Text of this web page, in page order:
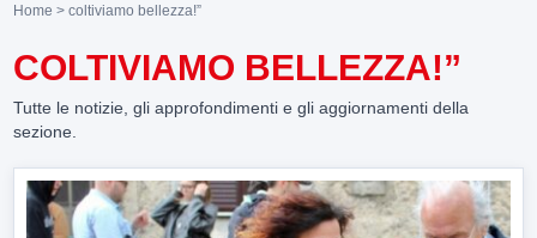
Home > coltiviamo bellezza!”
COLTIVIAMO BELLEZZA!”
Tutte le notizie, gli approfondimenti e gli aggiornamenti della
sezione.